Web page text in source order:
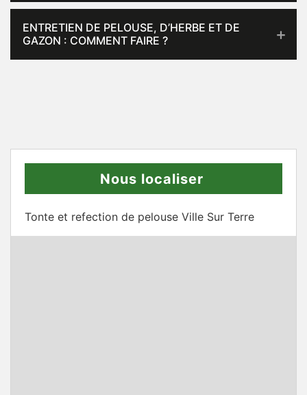
ENTRETIEN DE PELOUSE, D’HERBE ET DE
GAZON : COMMENT FAIRE ?
Nous localiser
Tonte et refection de pelouse Ville Sur Terre